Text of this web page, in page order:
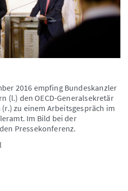
2016 empfing Bundeskanzler
(l.) den OECD-Generalsekretär
zu einem Arbeitsgespräch im
Im Bild bei der
Pressekonferenz.